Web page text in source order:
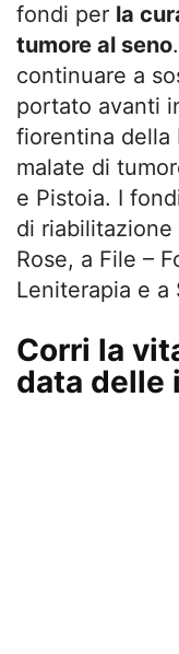
fondi per la
tumore al seno
continuare a
portato avanti
fiorentina della
malate di
e Pistoia. I
di
Rose, a File –
Leniterapia e a
Corri la
data delle